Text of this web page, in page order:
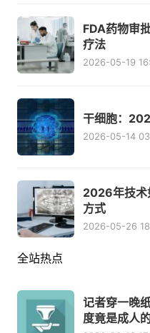
FDA药物审
疗法
2026-05-19
干细胞：
2026-05-14
2026年技术
方式
2026-05-26
全站热点
记者穿一晚
度竟是成人